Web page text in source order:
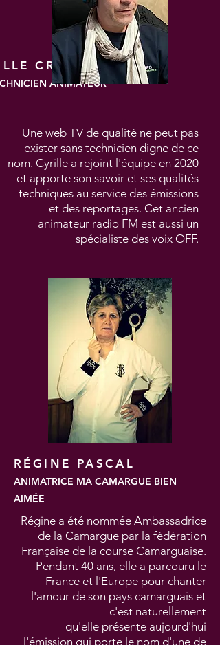
CRUCHET
ANIMATEUR
Une web TV de qualité ne peut pas
exister sans technicien digne de ce
nom. Cyrille a rejoint l'équipe en 2020
et apporte son savoir et ses qualités
techniques au service des émissions
et des reportages. Cet ancien
animateur radio FM est aussi un
spécialiste des voix OFF.
RÉGINE PASCAL
ANIMATRICE MA CAMARGUE BIEN
AIMÉE
Régine a été nommée Ambassadrice
de la Camargue par la fédération
Française de la course Camarguaise.
Pendant 40 ans, elle a parcouru le
France et l'Europe pour chanter
l'amour de son pays camarguais et
c'est naturellement
qu'elle présente aujourd'hui
l'émission qui porte le nom d'une de